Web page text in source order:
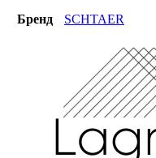
Бренд SCHTAER